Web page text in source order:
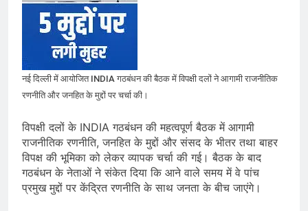
सोने के भाव में तेजी, 18K, 22K और 24K
गोल्ड के रेट पर निवेशकों की नजर
August 8, 2026
राष्ट्रीय | रांची में छात्र आंदोलन के दौरान
AISA अध्यक्ष नेहा बोरा पर फेंकी गई स्याही,
आरोपी हिरासत में
| World U20 Athletics: भारत का खाता
खुला, Ashish Yadav ने पुरुषों की Javelin
नई दिल्ली में आयोजित INDIA गठबंधन की बैठक में विपक्षी दलों ने आगामी राजनीतिक
रणनीति और जनहित के मुद्दों पर चर्चा की।
विपक्षी दलों के INDIA गठबंधन की महत्वपूर्ण बैठक में आगामी
राजनीतिक रणनीति, जनहित के मुद्दों और संसद के भीतर तथा बाहर
विपक्ष की भूमिका को लेकर व्यापक चर्चा की गई। बैठक के बाद
गठबंधन के नेताओं ने संकेत दिया कि आने वाले समय में वे पांच
प्रमुख मुद्दों पर केंद्रित रणनीति के साथ जनता के बीच जाएंगे।